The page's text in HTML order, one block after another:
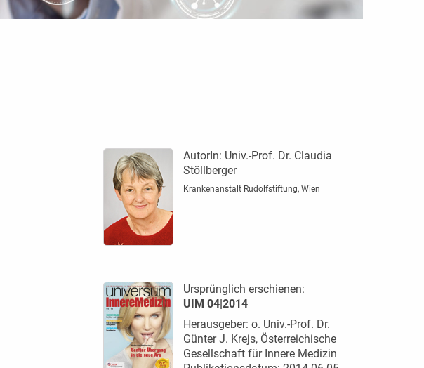
AutorIn: Univ.-Prof. Dr. Claudia
Stöllberger
Krankenanstalt Rudolfstiftung, Wien
Ursprünglich erschienen:
UIM 04|2014
Herausgeber: o. Univ.-Prof. Dr.
Günter J. Krejs, Österreichische
Gesellschaft für Innere Medizin